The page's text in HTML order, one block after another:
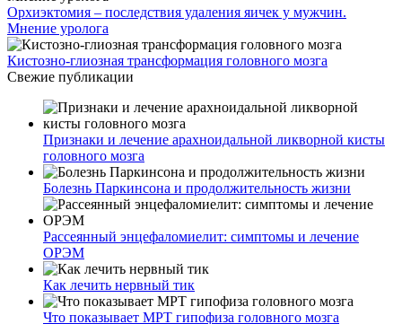
Орхиэктомия – последствия удаления яичек у мужчин.
Мнение уролога
Кистозно-глиозная трансформация головного мозга
Свежие публикации
Признаки и лечение арахноидальной ликворной кисты
головного мозга
Болезнь Паркинсона и продолжительность жизни
Рассеянный энцефаломиелит: симптомы и лечение
ОРЭМ
Как лечить нервный тик
Что показывает МРТ гипофиза головного мозга